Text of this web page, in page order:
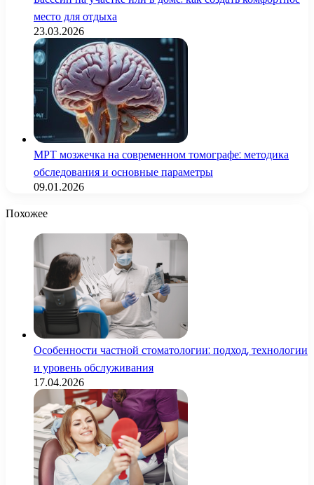
место для отдыха
23.03.2026
МРТ мозжечка на современном томографе: методика
обследования и основные параметры
09.01.2026
Похожее
Особенности частной стоматологии: подход, технологии
и уровень обслуживания
17.04.2026